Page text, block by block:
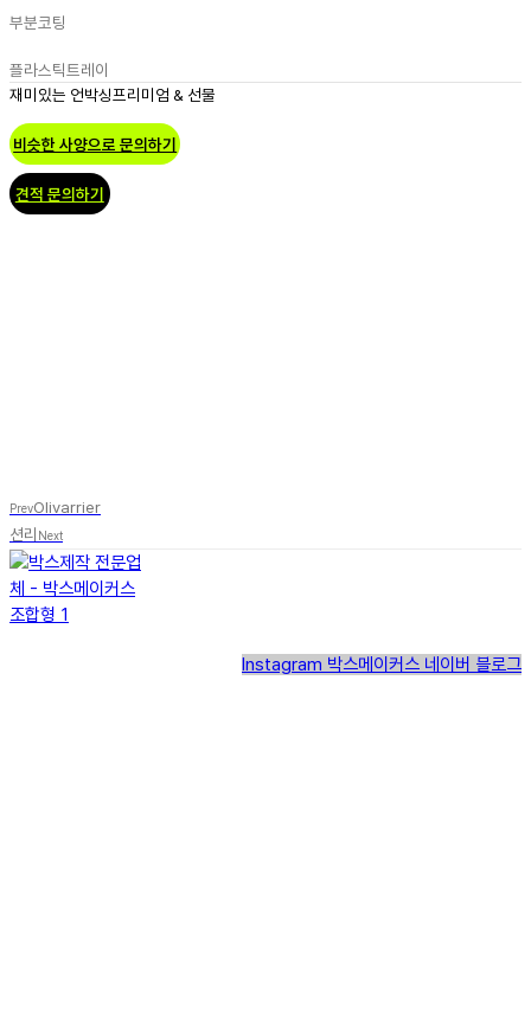
부분코팅
플라스틱트레이
재미있는 언박싱프리미엄 & 선물
비슷한 사양으로 문의하기
견적 문의하기
PrevOlivarrier
션리 Next
Instagram 박스메이커스 네이버 블로그